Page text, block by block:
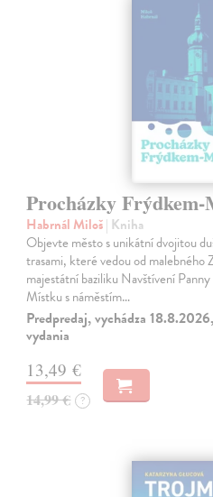
Procházky Frýdkem-
Habrnál Miloš| Kniha
Objevte město s unikátní dvojitou
trasami, které vedou od malebného
majestátní baziliku Navštívení
Místku s náměstím…
Predpredaj, vychádza
vydania
13,49 €
14,99 € ?